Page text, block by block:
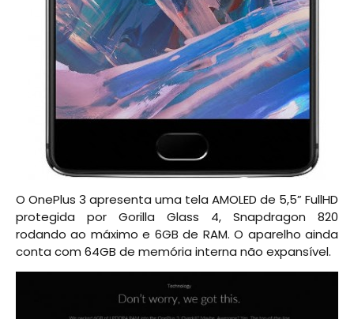
O OnePlus 3 apresenta uma tela AMOLED de 5,5” FullHD
protegida por Gorilla Glass 4, Snapdragon 820
rodando ao máximo e 6GB de RAM. O aparelho ainda
conta com 64GB de memória interna não expansível.